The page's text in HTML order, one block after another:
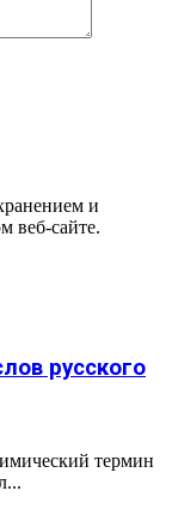
и
веб-сайте.
русского
термин